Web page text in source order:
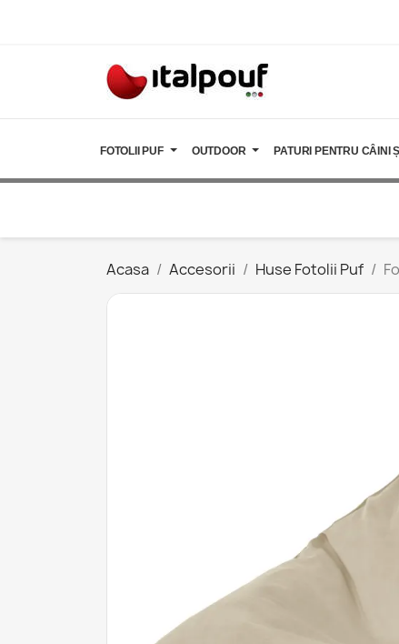
FOTOLII PUF OUTDOOR PATURI PENTRU CÂINI
Acasa Accesorii Huse Fotolii Puf